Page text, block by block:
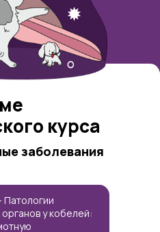
курса
заболевания
Патологии
у кобелей: